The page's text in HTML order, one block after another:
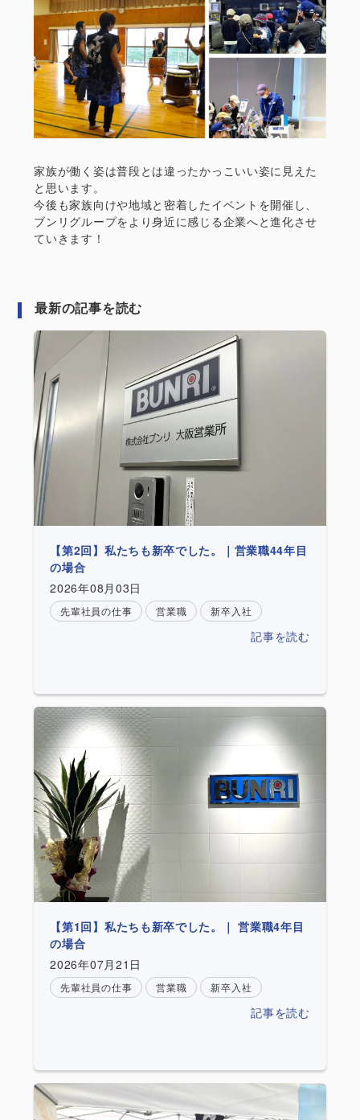
家族が働く姿は普段とは違ったかっこいい姿に見えた
と思います。
今後も家族向けや地域と密着したイベントを開催し、
ブンリグループをより身近に感じる企業へと進化させ
ていきます！
最新の記事を読む
【第2回】私たちも新卒でした。｜営業職44年目
の場合
2026年08月03日
先輩社員の仕事 営業職 新卒入社
記事を読む
【第1回】私たちも新卒でした。｜ 営業職4年目
の場合
2026年07月21日
先輩社員の仕事 営業職 新卒入社
記事を読む